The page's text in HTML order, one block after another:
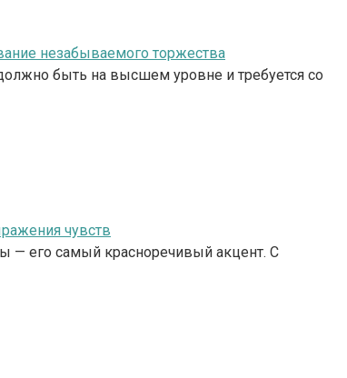
незабываемого торжества
быть на высшем уровне и требуется со
чувств
— его самый красноречивый акцент. С